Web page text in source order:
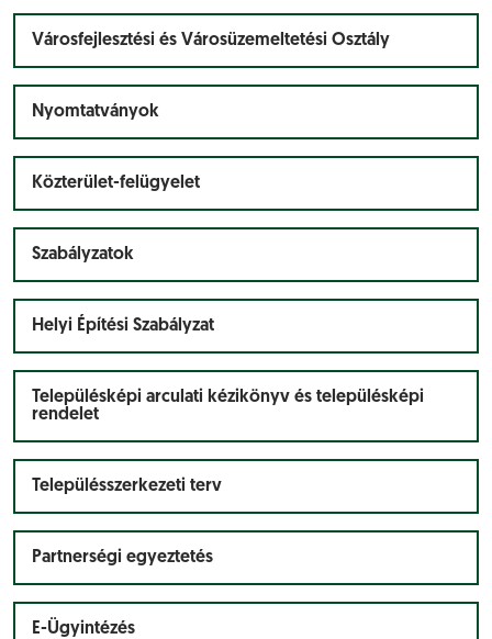
Városfejlesztési és Városüzemeltetési Osztály
Nyomtatványok
Közterület-felügyelet
Szabályzatok
Helyi Építési Szabályzat
Településképi arculati kézikönyv és településképi
rendelet
Településszerkezeti terv
Partnerségi egyeztetés
E-Ügyintézés